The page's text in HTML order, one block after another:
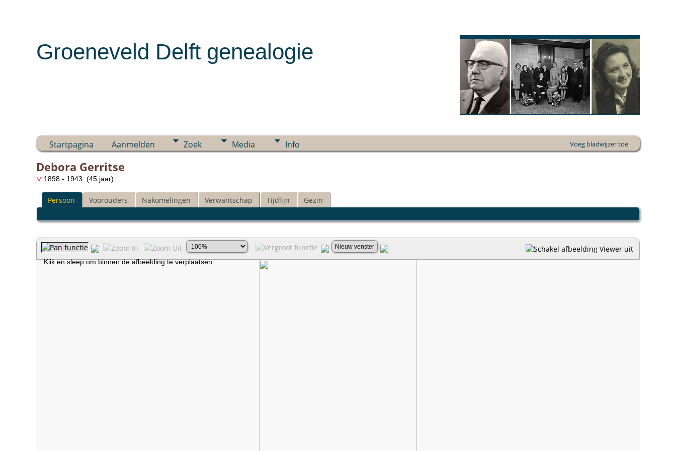
Groeneveld Delft genealogie
Startpagina Aanmelden Zoek Media Info Voeg bladwijzer toe
Debora Gerritse
1898 - 1943 (45 jaar)
Persoon Voorouders Nakomelingen Verwantschap Tijdlijn Gezin